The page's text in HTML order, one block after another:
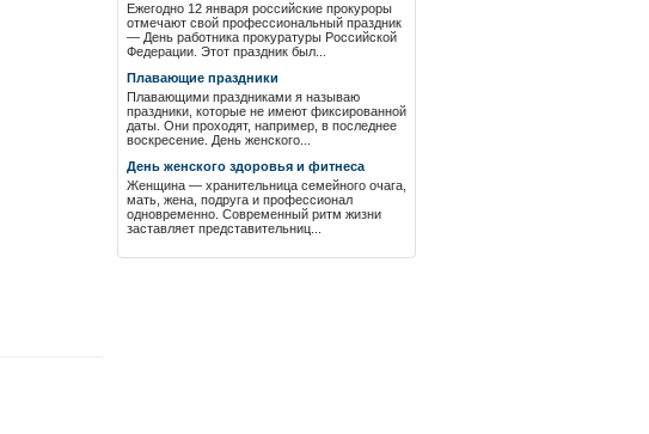
Ежегодно 12 января российские прокуроры
отмечают свой профессиональный праздник
— День работника прокуратуры Российской
Федерации. Этот праздник был...
Плавающие праздники
Плавающими праздниками я называю
праздники, которые не имеют фиксированной
даты. Они проходят, например, в последнее
воскресение. День женского...
День женского здоровья и фитнеса
Женщина — хранительница семейного очага,
мать, жена, подруга и профессионал
одновременно. Современный ритм жизни
заставляет представительниц...